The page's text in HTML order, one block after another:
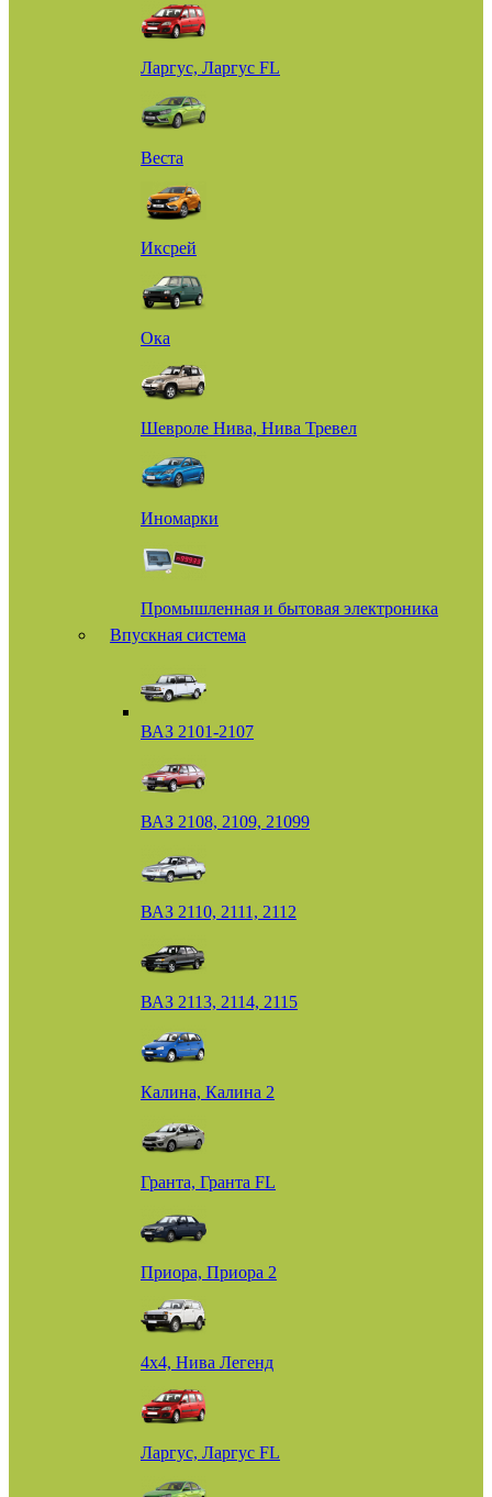
Ларгус, Ларгус FL
Веста
Иксрей
Ока
Шевроле Нива, Нива Тревел
Иномарки
Промышленная и бытовая электроника
Впускная система
ВАЗ 2101-2107
ВАЗ 2108, 2109, 21099
ВАЗ 2110, 2111, 2112
ВАЗ 2113, 2114, 2115
Калина, Калина 2
Гранта, Гранта FL
Приора, Приора 2
4х4, Нива Легенд
Ларгус, Ларгус FL